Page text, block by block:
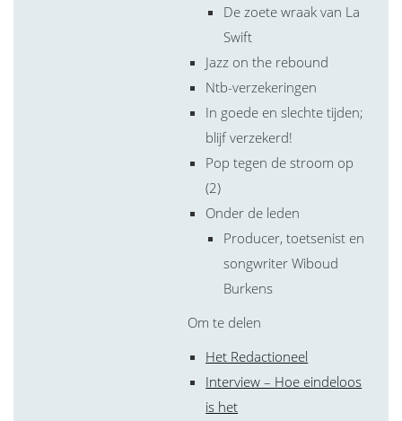
De zoete wraak van La
Swift
Jazz on the rebound
Ntb-verzekeringen
In goede en slechte tijden;
blijf verzekerd!
Pop tegen de stroom op
(2)
Onder de leden
Producer, toetsenist en
songwriter Wiboud
Burkens
Om te delen
Het Redactioneel
Interview – Hoe eindeloos
is het